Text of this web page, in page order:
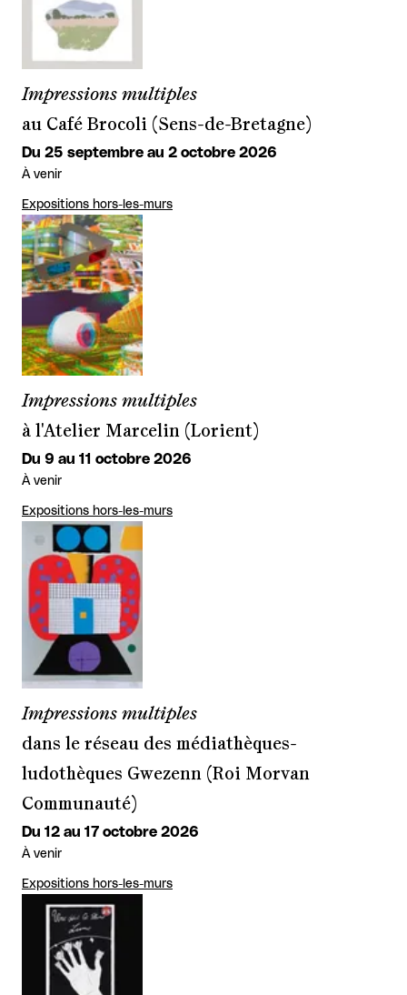
Impressions multiples
au Café Brocoli (Sens-de-Bretagne)
Du 25 septembre au 2 octobre 2026
À venir
Expositions hors-les-murs
Impressions multiples
à l'Atelier Marcelin (Lorient)
Du 9 au 11 octobre 2026
À venir
Expositions hors-les-murs
Impressions multiples
dans le réseau des médiathèques-
ludothèques Gwezenn (Roi Morvan
Communauté)
Du 12 au 17 octobre 2026
À venir
Expositions hors-les-murs